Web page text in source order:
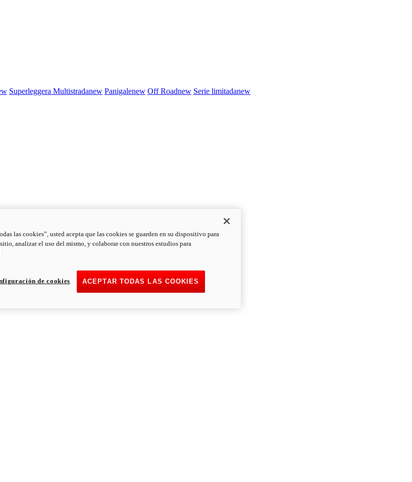
Superleggera Multistradanew Panigalenew Off Roadnew Serie limitadanew
las cookies”, usted acepta que las cookies se guarden en su dispositivo para
analizar el uso del mismo, y colaborar con nuestros estudios para
ACEPTAR TODAS LAS COOKIES
de cookies